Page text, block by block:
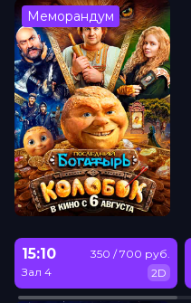
Меморандум
15:10
Зал 4
350 / 700 руб.
2D